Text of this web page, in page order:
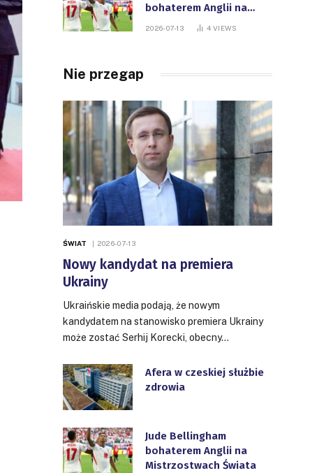
bohaterem Anglii na
Mistrzostwach Świata
2026-07-13 4 VIEWS
Nie przegap
ŚWIAT 2026-07-13
Nowy kandydat na premiera
Ukrainy
Ukraińskie media podają, że nowym
kandydatem na stanowisko premiera Ukrainy
może zostać Serhij Korecki, obecny…
Afera w czeskiej służbie
zdrowia
Jude Bellingham
bohaterem Anglii na
Mistrzostwach Świata